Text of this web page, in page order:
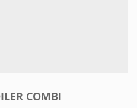
COMBI